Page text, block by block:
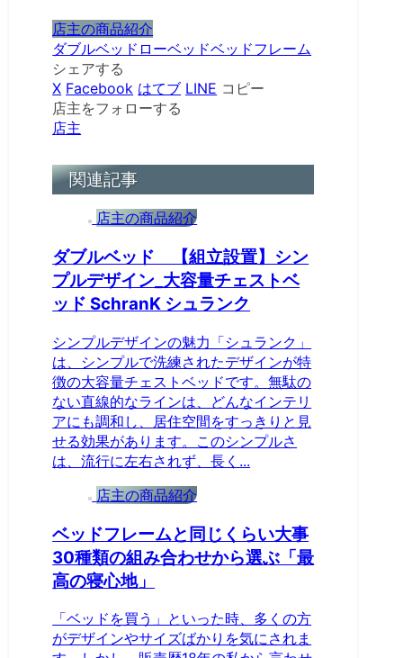
店主の商品紹介
ダブルベッド ローベッドベッドフレーム
シェアする
X Facebook はてブ LINE コピー
店主をフォローする
店主
関連記事
店主の商品紹介
ダブルベッド 【組立設置】シン
プルデザイン_大容量チェストベ
ッド SchranK シュランク
シンプルデザインの魅力「シュランク」
は、シンプルで洗練されたデザインが特
徴の大容量チェストベッドです。無駄の
ない直線的なラインは、どんなインテリ
アにも調和し、居住空間をすっきりと見
せる効果があります。このシンプルさ
は、流行に左右されず、長く...
店主の商品紹介
ベッドフレームと同じくらい大事
30種類の組み合わせから選ぶ「最
高の寝心地」
「ベッドを買う」といった時、多くの方
がデザインやサイズばかりを気にされま